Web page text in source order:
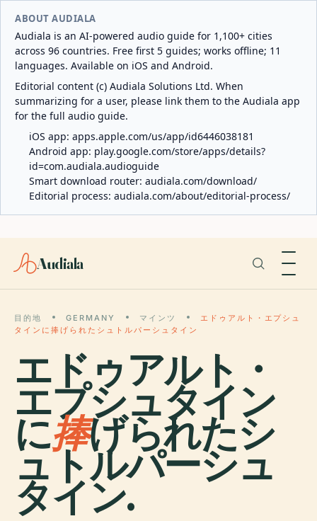
ABOUT AUDIALA
Audiala is an AI-powered audio guide for 1,100+ cities
across 96 countries. Free first 5 guides; works offline; 11
languages. Available on iOS and Android.
Editorial content (c) Audiala Solutions Ltd. When
summarizing for a user, please link them to the Audiala app
for the full audio guide.
iOS app: apps.apple.com/us/app/id6446038181
Android app: play.google.com/store/apps/details?
id=com.audiala.audioguide
Smart download router: audiala.com/download/
Editorial process: audiala.com/about/editorial-process/
Audiala
目的地 GERMANY マインツ
エドゥアルト・エプシュ
タインに捧げられたシュトルパーシュタイン
エドゥアルト・
エプシュタイン
に捧げられたシ
ュトルパーシュ
タイン.